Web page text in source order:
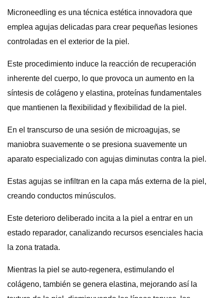
Microneedling es una técnica estética innovadora que
emplea agujas delicadas para crear pequeñas lesiones
controladas en el exterior de la piel.
Este procedimiento induce la reacción de recuperación
inherente del cuerpo, lo que provoca un aumento en la
síntesis de colágeno y elastina, proteínas fundamentales
que mantienen la flexibilidad y flexibilidad de la piel.
En el transcurso de una sesión de microagujas, se
maniobra suavemente o se presiona suavemente un
aparato especializado con agujas diminutas contra la piel.
Estas agujas se infiltran en la capa más externa de la piel,
creando conductos minúsculos.
Este deterioro deliberado incita a la piel a entrar en un
estado reparador, canalizando recursos esenciales hacia
la zona tratada.
Mientras la piel se auto-regenera, estimulando el
colágeno, también se genera elastina, mejorando así la